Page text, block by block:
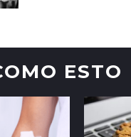
ESTO